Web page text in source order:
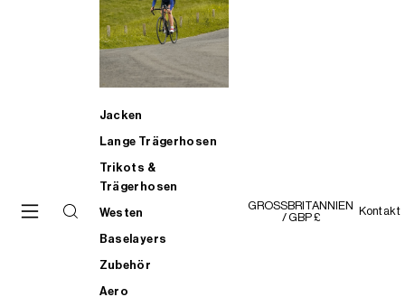
Jacken
Lange Trägerhosen
Trikots &
Trägerhosen
Westen
Baselayers
Zubehör
Aero
GROSSBRITANNIEN
/ GBP £
Kontakt